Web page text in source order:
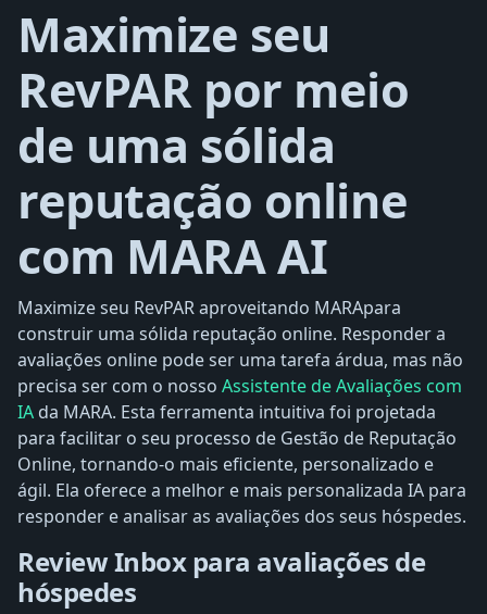
Maximize seu
RevPAR por meio
de uma sólida
reputação online
com MARA AI
Maximize seu RevPAR aproveitando MARApara
construir uma sólida reputação online. Responder a
avaliações online pode ser uma tarefa árdua, mas não
precisa ser com o nosso Assistente de Avaliações com
IA da MARA. Esta ferramenta intuitiva foi projetada
para facilitar o seu processo de Gestão de Reputação
Online, tornando-o mais eficiente, personalizado e
ágil. Ela oferece a melhor e mais personalizada IA ​​para
responder e analisar as avaliações dos seus hóspedes.
Review Inbox para avaliações de
hóspedes